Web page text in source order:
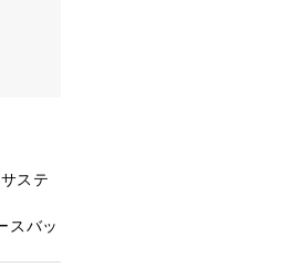
ステ
スバッ